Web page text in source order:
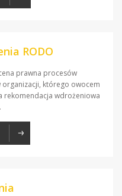
RODO
prawna procesów
którego owocem
rekomendacja wdrożeniowa